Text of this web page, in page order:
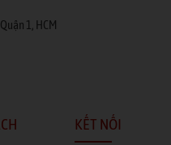
1, HCM
KẾT NỐI